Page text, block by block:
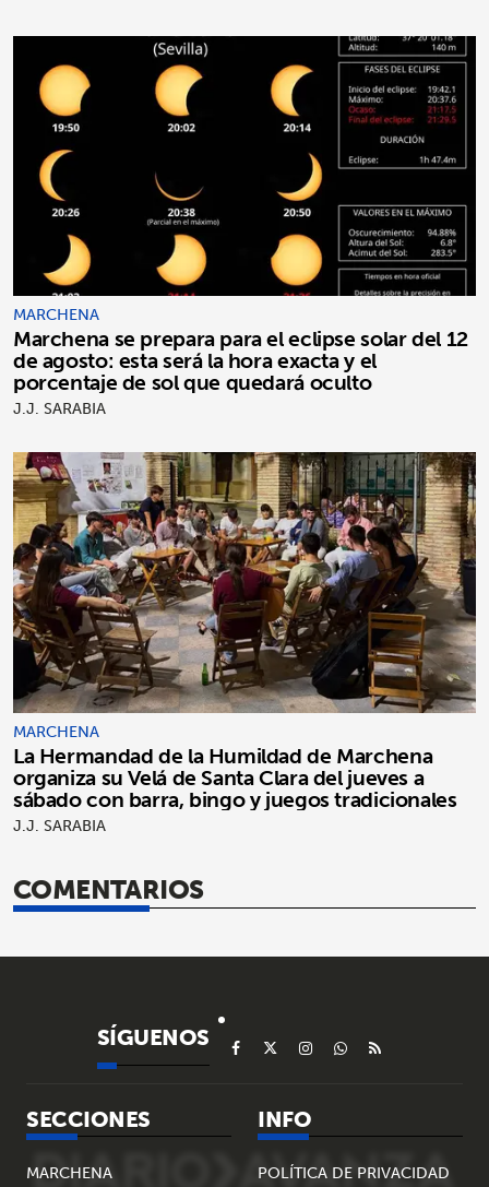
MARCHENA
Marchena se prepara para el eclipse solar del 12
de agosto: esta será la hora exacta y el
porcentaje de sol que quedará oculto
J.J. SARABIA
MARCHENA
La Hermandad de la Humildad de Marchena
organiza su Velá de Santa Clara del jueves a
sábado con barra, bingo y juegos tradicionales
J.J. SARABIA
COMENTARIOS
SÍGUENOS
SECCIONES
MARCHENA
INFO
POLÍTICA DE PRIVACIDAD